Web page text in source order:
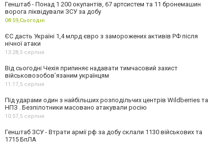
Генштаб - Понад 1 200 окупантів, 67 артсистем та 11 бронемашин
ворога ліквідували ЗСУ за добу
08:59,Сьогодні
ЄС дасть Україні 1,4 млрд євро з заморожених активів РФ після
нічної атаки
13:28,5 серпня
Від сьогодні Чехія припиняє надавати тимчасовий захист
військовозобов’язаним українцям
11:17,5 серпня
Під ударами один з найбільших розподільчих центрів Wildberries та
НПЗ . Безпілотники масовано атакували росію
10:57,5 серпня
Генштаб ЗСУ - Втрати армії рф за добу склали 1130 військових та
1715 БпЛА